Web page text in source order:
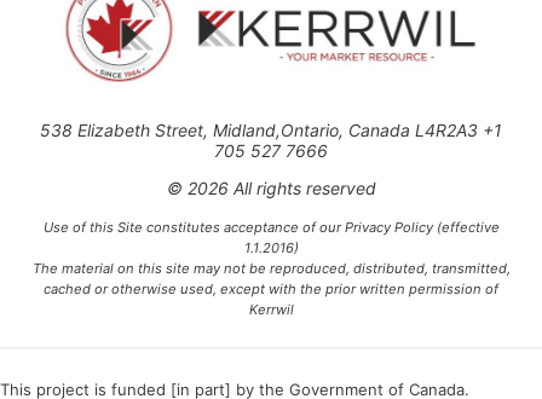
538 Elizabeth Street, Midland,Ontario, Canada L4R2A3 +1
705 527 7666
© 2026 All rights reserved
Use of this Site constitutes acceptance of our Privacy Policy (effective
1.1.2016)
The material on this site may not be reproduced, distributed, transmitted,
cached or otherwise used, except with the prior written permission of
Kerrwil
This project is funded [in part] by the Government of Canada.